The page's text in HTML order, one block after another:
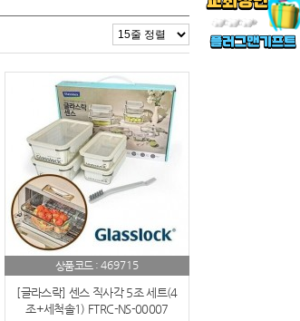
상품코드 : 469715
[글라스락] 센스 직사각 5조 세트(4
조+세척솔1) FTRC-NS-00007